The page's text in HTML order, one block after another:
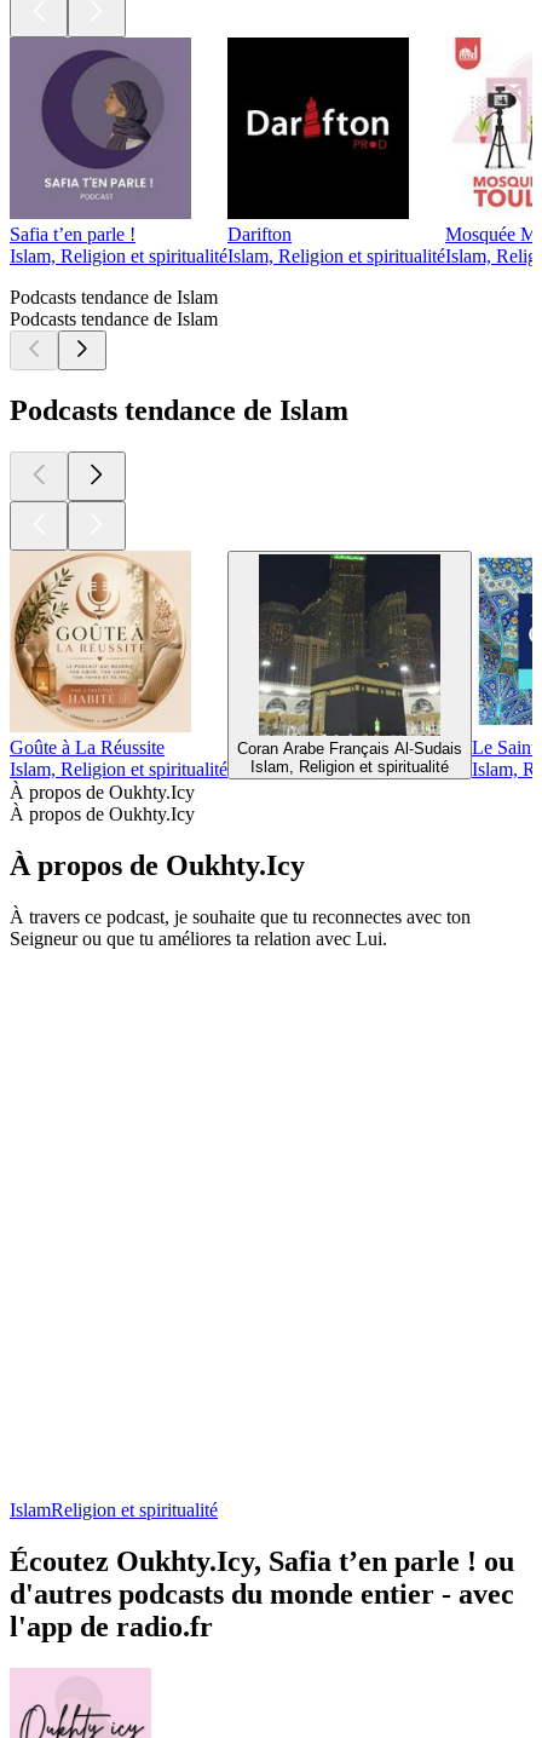
Safia t’en parle !
Islam, Religion et spiritualité
Darifton
Islam, Religion et spiritualité
Mosquée
Islam,
Podcasts tendance de Islam
Podcasts tendance de Islam
Podcasts tendance de Islam
Goûte à La Réussite
Islam, Religion et spiritualité
Coran Arabe Français Al-Sudais
Islam, Religion et spiritualité
Le Saint
Islam,
À propos de Oukhty.Icy
À propos de Oukhty.Icy
À propos de Oukhty.Icy
À travers ce podcast, je souhaite que tu reconnectes avec ton
Seigneur ou que tu améliores ta relation avec Lui.
IslamReligion et spiritualité
Écoutez Oukhty.Icy, Safia t’en parle ! ou
d'autres podcasts du monde entier - avec
l'app de radio.fr